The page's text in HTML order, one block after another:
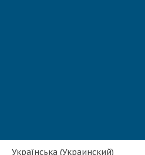
Українська (Украинский)